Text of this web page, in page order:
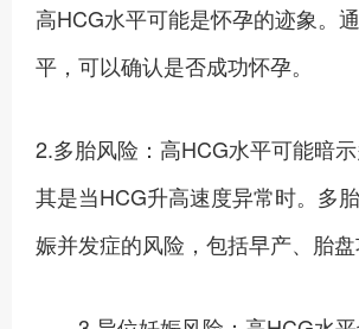
高HCG水平可能是怀孕的迹象。
平，可以确认是否成功怀孕。
2.多胎风险：高HCG水平可能暗
其是当HCG升高速度异常时。多
娠并发症的风险，包括早产、胎盘